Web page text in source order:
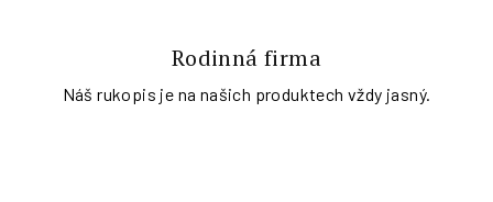
Rodinná firma
Náš rukopis je na našich produktech vždy jasný.